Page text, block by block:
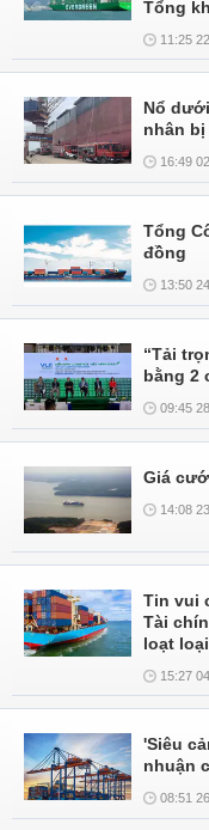
Tổng
11:25
Nổ
nhân
16:49
Tổng
đồng
13:50
“Tải
bằng 2
09:45
Giá
14:08
Tin vui
Tài
loạt
15:27
'Siêu
nhuận
08:51